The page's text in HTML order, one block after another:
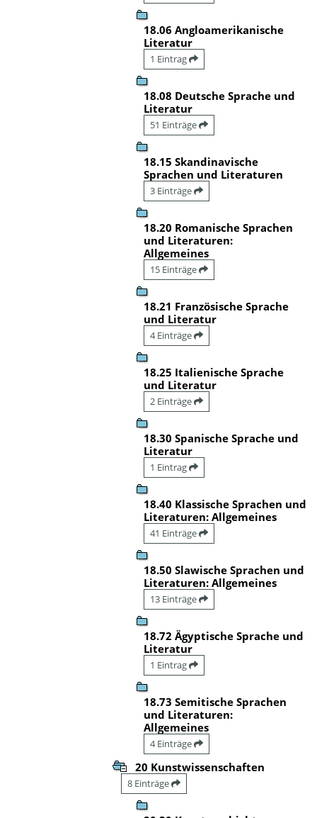
18.06 Angloamerikanische
Literatur
1 Eintrag
18.08 Deutsche Sprache und
Literatur
51 Einträge
18.15 Skandinavische
Sprachen und Literaturen
3 Einträge
18.20 Romanische Sprachen
und Literaturen:
Allgemeines
15 Einträge
18.21 Französische Sprache
und Literatur
4 Einträge
18.25 Italienische Sprache
und Literatur
2 Einträge
18.30 Spanische Sprache und
Literatur
1 Eintrag
18.40 Klassische Sprachen und
Literaturen: Allgemeines
41 Einträge
18.50 Slawische Sprachen und
Literaturen: Allgemeines
13 Einträge
18.72 Ägyptische Sprache und
Literatur
1 Eintrag
18.73 Semitische Sprachen
und Literaturen:
Allgemeines
4 Einträge
20 Kunstwissenschaften
8 Einträge